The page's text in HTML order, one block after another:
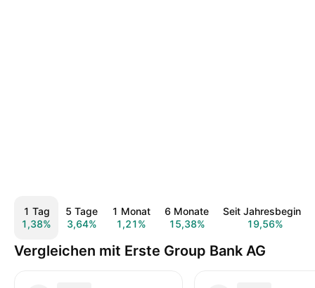
1 Tag
1,38%
5 Tage
3,64%
1 Monat
1,21%
6 Monate
15,38%
Seit Jahresbeginn
19,56%
Vergleichen mit Erste Group Bank AG